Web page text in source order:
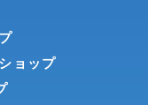
ョップ